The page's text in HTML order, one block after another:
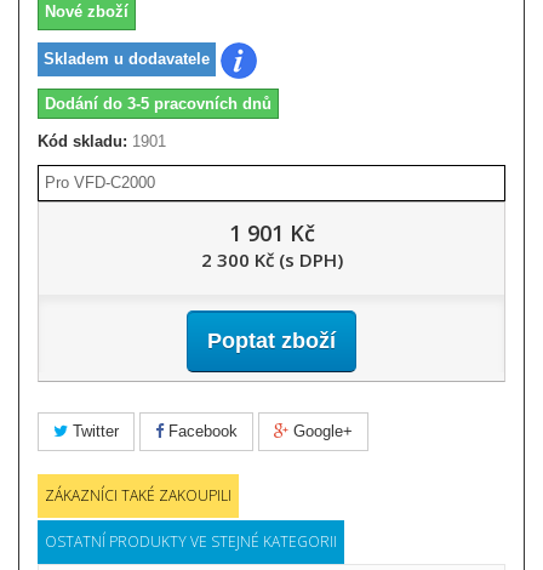
Nové zboží
Skladem u dodavatele
Dodání do 3-5 pracovních dnů
Kód skladu: 1901
Pro VFD-C2000
1 901 Kč
2 300 Kč (s DPH)
Poptat zboží
Twitter Facebook Google+
ZÁKAZNÍCI TAKÉ ZAKOUPILI
OSTATNÍ PRODUKTY VE STEJNÉ KATEGORII